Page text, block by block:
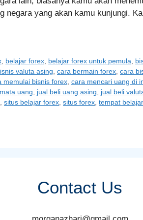
negara yang akan kamu kunjungi.
, belajar forex, belajar forex untuk pemula,
valuta asing, cara bermain forex, cara
memulai bisnis forex, cara mencari uang di
uang, jual beli uang asing, jual beli
, situs belajar forex, situs forex, tempat
Contact Us